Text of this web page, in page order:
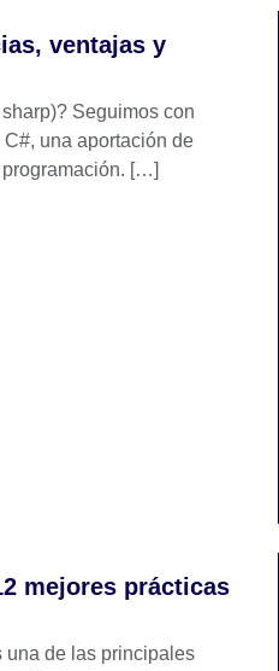
ventajas y
Seguimos con
una aportación de
[…]
mejores prácticas
una de las principales